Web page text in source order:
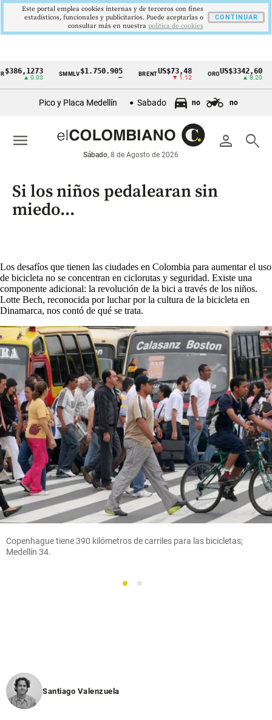
Cintillo
económicos
Colombia
▲ 0.03
SMMLV$1.750.905 BRENT US$73,48
▼ 1.12
ORO US$3342,60
▲ 8.20
Pico y Placa Medellín Sabado no no
person search
Sábado, 8 de Agosto de 2026
menu
Si los niños pedalearan sin
miedo...
Los desafíos que tienen las ciudades en Colombia para aumentar el uso
de bicicleta no se concentran en ciclorutas y seguridad. Existe una
componente adicional: la revolución de la bici a través de los niños.
Lotte Bech, reconocida por luchar por la cultura de la bicicleta en
Dinamarca, nos contó de qué se trata.
Copenhague tiene 390 kilómetros de carriles para las bicicletas;
Medellín 34.
1 2
Santiago Valenzuela
Este portal emplea cookies internas y de terceros con fines
estadísticos, funcionales y publicitarios. Puede aceptarlas o
consultar más en nuestra politica de cookies
CONTINUAR